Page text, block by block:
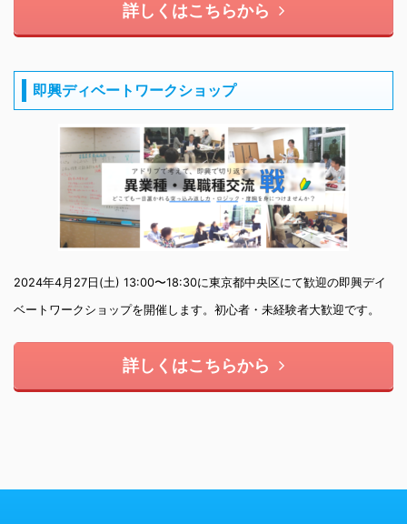
詳しくはこちらから
即興ディベートワークショップ
2024年4月27日(土) 13:00〜18:30に東京都中央区にて歓迎の即興デイ
ベートワークショップを開催します。初心者・未経験者大歓迎です。
詳しくはこちらから